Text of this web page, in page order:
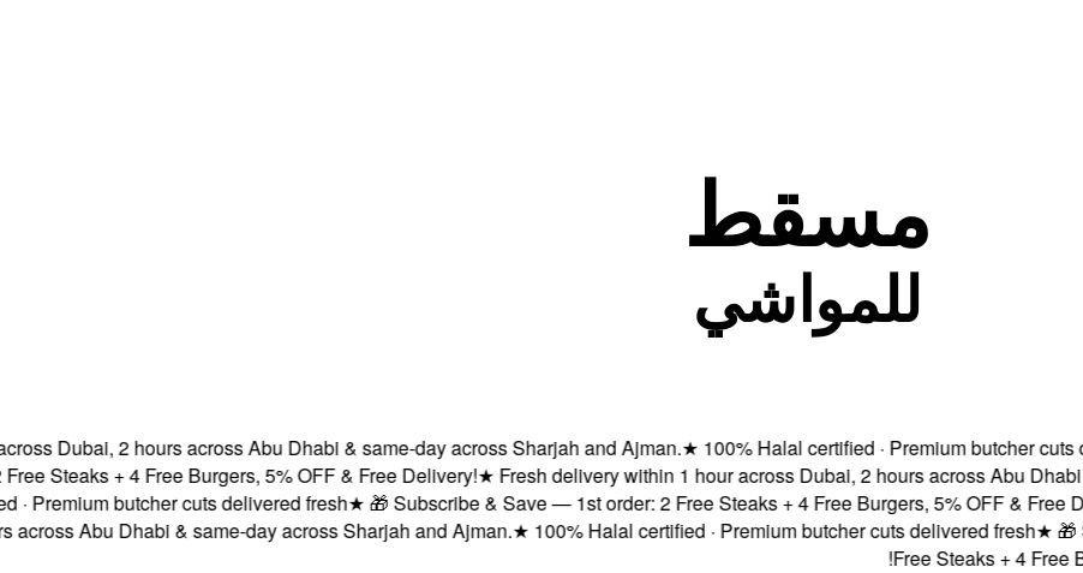
مسقط
للمواشي
Dubai, 2 hours across Abu Dhabi & same-day across Sharjah and Ajman.★100% Halal certified · Premium butcher cuts
+ 4 Free Burgers, 5% OFF & Free Delivery!★Fresh delivery within 1 hour across Dubai, 2 hours across Abu Dhabi &
butcher cuts delivered fresh★🎁 Subscribe & Save — 1st order: 2 Free Steaks + 4 Free Burgers, 5% OFF & Free
Abu Dhabi & same-day across Sharjah and Ajman.★100% Halal certified · Premium butcher cuts delivered fresh★🎁
Free Steaks + 4 Free